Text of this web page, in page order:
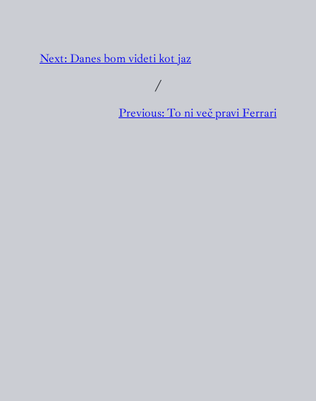
Next: Danes bom videti kot jaz
╱
Previous:To ni več pravi Ferrari